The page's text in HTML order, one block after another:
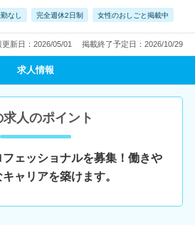
なし 完全週休2日制 女性のおしごと掲載中
更新日：2026/05/01 掲載終了予定日：2026/10/29
求人情報
求人のポイント
ェッショナルを募集！働きや
ャリアを築けます。